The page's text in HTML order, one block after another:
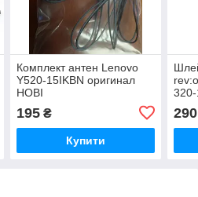
Комплект антен Lenovo
Y520-15IKBN оригинал
НОВІ
195₴
Купити
290